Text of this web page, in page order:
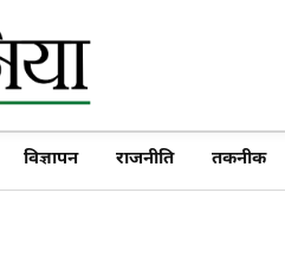
विज्ञापन राजनीति तकनीक